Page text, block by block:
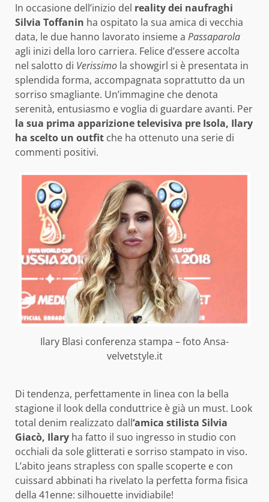
In occasione dell’inizio del reality dei naufraghi
Silvia Toffanin ha ospitato la sua amica di vecchia
data, le due hanno lavorato insieme a Passaparola
agli inizi della loro carriera. Felice d’essere accolta
nel salotto di Verissimo la showgirl si è presentata in
splendida forma, accompagnata soprattutto da un
sorriso smagliante. Un’immagine che denota
serenità, entusiasmo e voglia di guardare avanti. Per
la sua prima apparizione televisiva pre Isola, Ilary
ha scelto un outfit che ha ottenuto una serie di
commenti positivi.
Ilary Blasi conferenza stampa – foto Ansa-
velvetstyle.it
Di tendenza, perfettamente in linea con la bella
stagione il look della conduttrice è già un must. Look
total denim realizzato dall‘amica stilista Silvia
Giacò, Ilary ha fatto il suo ingresso in studio con
occhiali da sole glitterati e sorriso stampato in viso.
L’abito jeans strapless con spalle scoperte e con
cuissard abbinati ha rivelato la perfetta forma fisica
della 41enne: silhouette invidiabile!